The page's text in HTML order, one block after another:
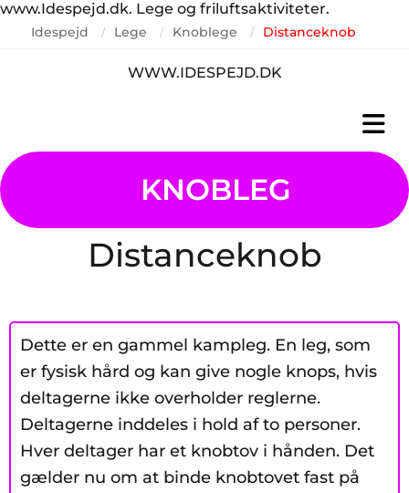
www.Idespejd.dk. Lege og friluftsaktiviteter.
Idespejd / Lege / Knoblege / Distanceknob
WWW.IDESPEJD.DK
KNOBLEG
Distanceknob
Dette er en gammel kampleg. En leg, som
er fysisk hård og kan give nogle knops, hvis
deltagerne ikke overholder reglerne.
Deltagerne inddeles i hold af to personer.
Hver deltager har et knobtov i hånden. Det
gælder nu om at binde knobtovet fast på